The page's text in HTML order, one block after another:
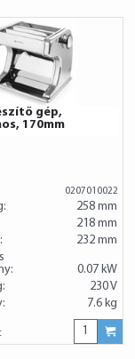
gép,
170mm
0207010022
258 mm
218 mm
232 mm
0.07 kW
230 V
7.6 kg